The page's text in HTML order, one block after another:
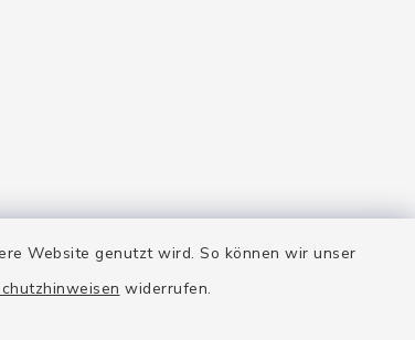
Website genutzt wird. So können wir unser
widerrufen.